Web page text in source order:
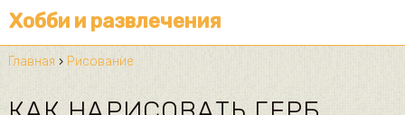
Хобби и развлечения
Главная › Рисование